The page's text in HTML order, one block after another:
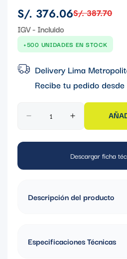
Precio
de
venta
S/. 376.06
Precio
regular
S/. 387.70
IGV - Incluido
+500 UNIDADES EN STOCK
Delivery Lima
Recibe tu pedido
Descargar ficha
Descripción del producto
(2P+T) de 16A y 250V con carcasa
Especificaciones Técnicas